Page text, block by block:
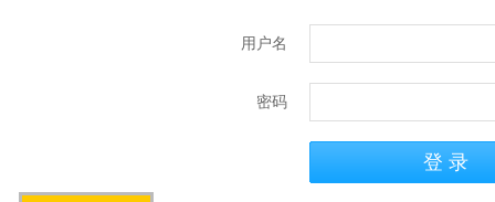
用户名
密码